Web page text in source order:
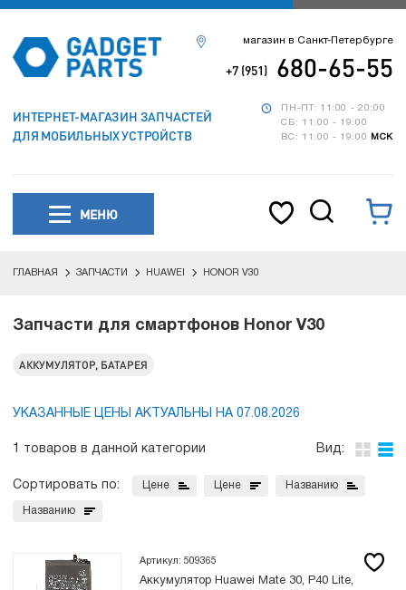
ИНТЕРНЕТ-МАГАЗИН ЗАПЧАСТЕЙ
ДЛЯ МОБИЛЬНЫХ УСТРОЙСТВ
ПН-ПТ: 11:00 - 20:00
СБ: 11:00 - 19:00
ВС: 11:00 - 19:00
МСК
магазин в Санкт-Петербурге
+7 (951) 680-65-55
МЕНЮ
ГЛАВНАЯ ЗАПЧАСТИ HUAWEI HONOR V30
Запчасти для смартфонов Honor V30
АККУМУЛЯТОР, БАТАРЕЯ
УКАЗАННЫЕ ЦЕНЫ АКТУАЛЬНЫ НА 07.08.2026
1 товаров в данной категории Вид:
Сортировать по: Цене Цене Названию
Названию
Артикул: 509365
Аккумулятор Huawei Mate 30, P40 Lite,